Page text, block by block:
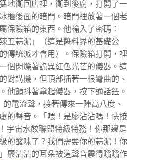
地衝回店裡，衝到後廚，打開了一
櫃後面的暗門。暗門裡放著一個老
保險箱的東西。他輸入了密碼：
五蒜泥」（這是醬料界的基礎公
傳統派才會用）。保險箱打開，裡
個閃爍著詭異紅色光芒的儀器。這
對講機，但頂部插著一根彎曲的、
他顫抖著拿起儀器，按下通話鈕。
電流聲，接著傳來一陣高八度、
的聲音。「喂！是廖沾沾嗎！快接
宇宙水餃聯盟特級特務！你那邊是
的酸味了？我們需要你的蒜泥！你
廖沾沾的耳朵被這聲音震得嗡嗡作